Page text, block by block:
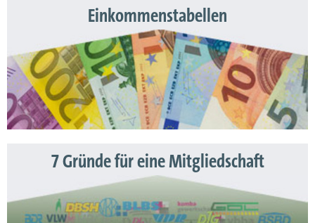
Einkommenstabellen
7 Gründe für eine Mitgliedschaft